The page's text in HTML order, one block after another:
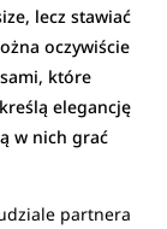
lecz stawiać
oczywiście
które
elegancję
w nich grać
partnera